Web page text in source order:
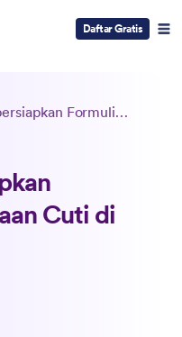
Daftar Gratis
Cara Mempersiapkan Formulir Permintaan Cuti di Google Forms
Cuti di